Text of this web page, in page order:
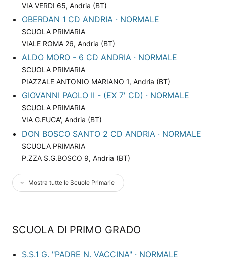
VIA VERDI 65, Andria (BT)
OBERDAN 1 CD ANDRIA · NORMALE
SCUOLA PRIMARIA
VIALE ROMA 26, Andria (BT)
ALDO MORO - 6 CD ANDRIA · NORMALE
SCUOLA PRIMARIA
PIAZZALE ANTONIO MARIANO 1, Andria (BT)
GIOVANNI PAOLO II - (EX 7' CD) · NORMALE
SCUOLA PRIMARIA
VIA G.FUCA', Andria (BT)
DON BOSCO SANTO 2 CD ANDRIA · NORMALE
SCUOLA PRIMARIA
P.ZZA S.G.BOSCO 9, Andria (BT)
Mostra tutte le Scuole Primarie
SCUOLA DI PRIMO GRADO
S.S.1 G. "PADRE N. VACCINA" · NORMALE